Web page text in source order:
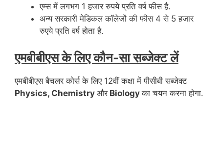
एम्स में लगभग 1 हजार रुपये प्रति वर्ष फीस है.
अन्य सरकारी मेडिकल कॉलेजों की फीस 4 से 5 हजार
रुएये प्रति वर्ष होता है.
एमबीबीएस के लिए कौन-सा सब्जेक्ट लें
एमबीबीएस बैचलर कोर्स के लिए 12वीं कक्षा में पीसीबी सब्जेक्ट
Physics, Chemistry औरBiologyका चयन करना होगा.